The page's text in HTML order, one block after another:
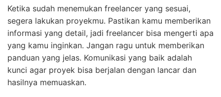
Ketika sudah menemukan freelancer yang sesuai,
segera lakukan proyekmu. Pastikan kamu memberikan
informasi yang detail, jadi freelancer bisa mengerti apa
yang kamu inginkan. Jangan ragu untuk memberikan
panduan yang jelas. Komunikasi yang baik adalah
kunci agar proyek bisa berjalan dengan lancar dan
hasilnya memuaskan.